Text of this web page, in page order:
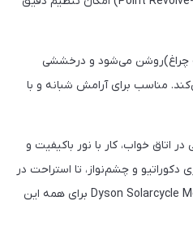
چراغ)روشن می‌شود و درخششی
مناسب برای آرامش شبانه و با
اتاق خواب، کار با نور باکیفیت و
دکوراتیو و چشم‌نواز، تا استراحت در
شب با نور محیطی آرام، چراغ Dyson Solarcycle Morph برای همه این